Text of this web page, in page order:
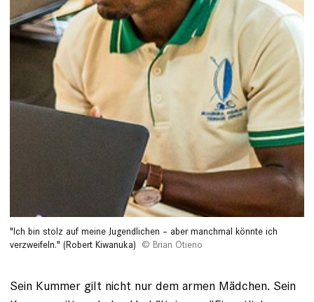
"Ich bin stolz auf meine Jugend­lichen – aber manchmal könnte ich
verzweifeln." (Robert Kiwanuka)
Brian Otieno
Sein Kummer gilt nicht nur dem armen Mädchen. Sein